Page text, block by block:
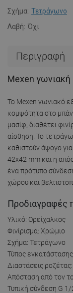
Σχήμα: Τετράγωνο
Λαβή: Όχι
Περιγραφή
Mexen
Το Mexen γωνιακό
κομψότητα στο
μασίφ, διαθέτει
αίσθηση. Το
καθιστούν άψογο
42x42 mm και η
ένα πρότυπο
χώρου και
Προδιαγραφές
Υλικό: Ορείχαλκος
Φινίρισμα: Χρώμιο
Σχήμα: Τετράγωνο
Τύπος
Διαστάσεις
Απόσταση από τον
Τυπική σύνδεση G 1/